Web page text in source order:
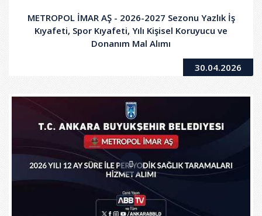
METROPOL İMAR AŞ - 2026-2027 Sezonu Yazlık İş
Kıyafeti, Spor Kıyafeti, Yılı Kişisel Koruyucu ve
Donanım Mal Alımı
30.04.2026